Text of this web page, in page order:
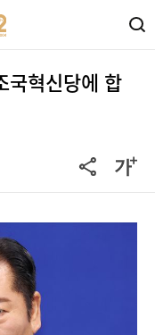
국혁신당에 합